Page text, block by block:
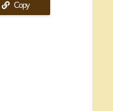
Copy